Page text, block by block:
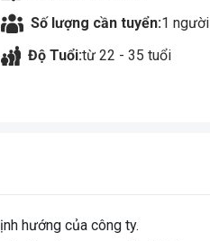
Số lượng cần tuyển:1 người
Độ Tuổi:từ 22 - 35 tuổi
hướng của công ty.